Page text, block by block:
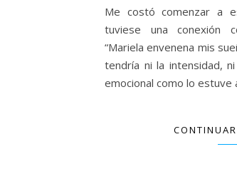
Me costó comenzar a
tuviese una conexión
“Mariela envenena mis
tendría ni la intensidad,
emocional como lo